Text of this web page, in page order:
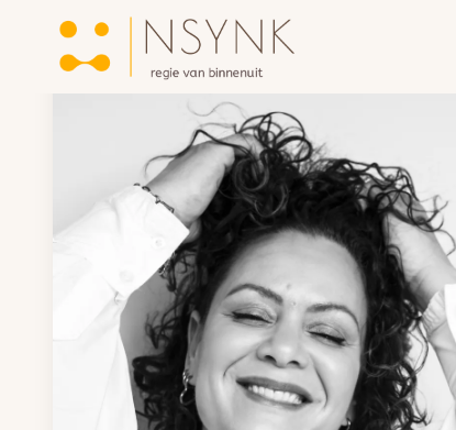
Over NSYNK
Trajecten
Metavital Human Expert-technologie
Bedrijfstrajecten
Teams & Organisaties